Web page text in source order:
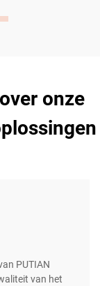
onze
PUTIAN
van het